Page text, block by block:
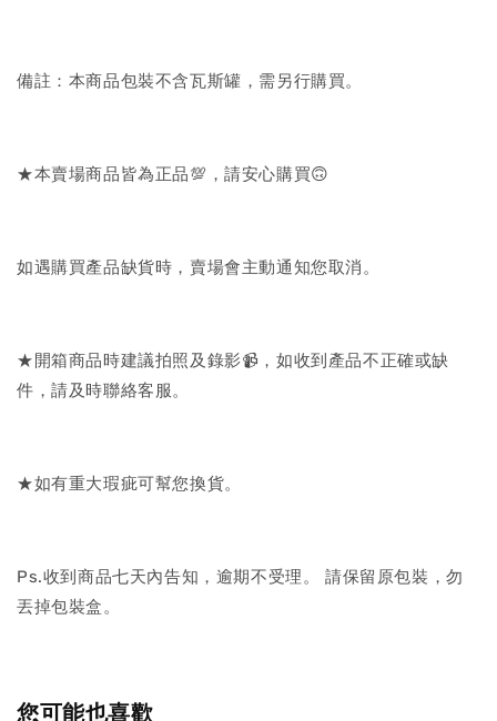
備註：本商品包裝不含瓦斯罐，需另行購買。
★本賣場商品皆為正品💯，請安心購買🙃
如遇購買產品缺貨時，賣場會主動通知您取消。
★開箱商品時建議拍照及錄影📹，如收到產品不正確或缺
件，請及時聯絡客服。
★如有重大瑕疵可幫您換貨。
Ps.收到商品七天內告知，逾期不受理。 請保留原包裝，勿
丟掉包裝盒。
您可能也喜歡